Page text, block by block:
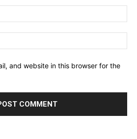
and website in this browser for the